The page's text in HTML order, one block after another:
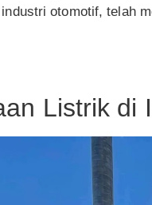
otomotif, telah
Listrik di